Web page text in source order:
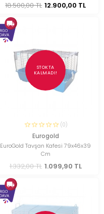
18.500,00 TL 12.900,00 TL
STOKTA
KALMADI!
(0)
Eurogold
EuroGold Tavşan Kafesi 79x46x39
Cm
1.332,00 TL 1.099,90 TL